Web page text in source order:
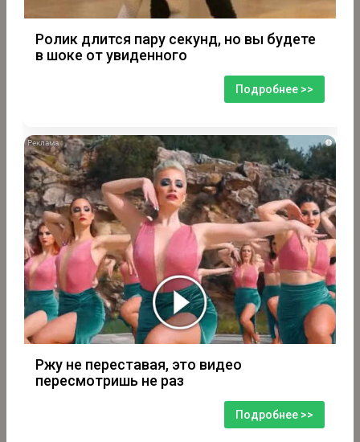
Ролик длится пару секунд, но вы будете
в шоке от увиденного
Подробнее >>
i
Ржу не переставая, это видео
пересмотришь не раз
Подробнее >>